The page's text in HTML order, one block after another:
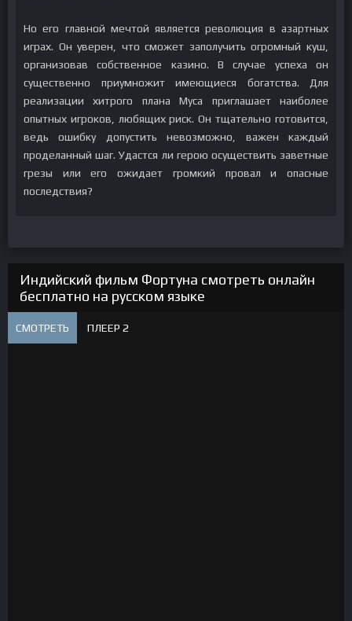
Но его главной мечтой является революция в азартных
играх. Он уверен, что сможет заполучить огромный куш,
организовав собственное казино. В случае успеха он
существенно приумножит имеющиеся богатства. Для
реализации хитрого плана Муса приглашает наиболее
опытных игроков, любящих риск. Он тщательно готовится,
ведь ошибку допустить невозможно, важен каждый
проделанный шаг. Удастся ли герою осуществить заветные
грезы или его ожидает громкий провал и опасные
последствия?
Индийский фильм Фортуна смотреть онлайн
бесплатно на русском языке
СМОТРЕТЬ ПЛЕЕР 2